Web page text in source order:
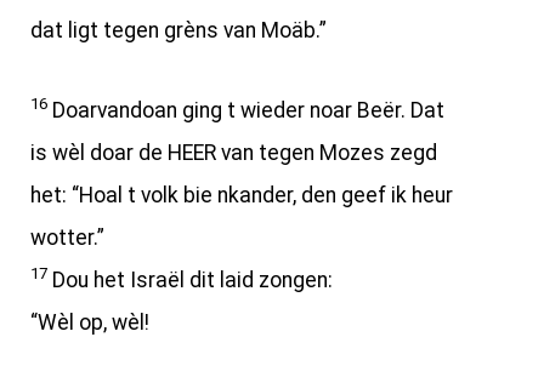
dat ligt tegen grèns van Moäb.”
16 Doarvandoan ging t wieder noar Beër. Dat
is wèl doar de HEER van tegen Mozes zegd
het: “Hoal t volk bie nkander, den geef ik heur
wotter.”
17 Dou het Israël dit laid zongen:
“Wèl op, wèl!